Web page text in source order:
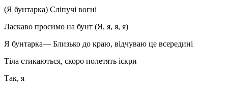
(Я бунтарка) Сліпучі вогні
Ласкаво просимо на бунт (Я, я, я, я)
Я бунтарка— Близько до краю, відчуваю це всередині
Тіла стикаються, скоро полетять іскри
Так, я